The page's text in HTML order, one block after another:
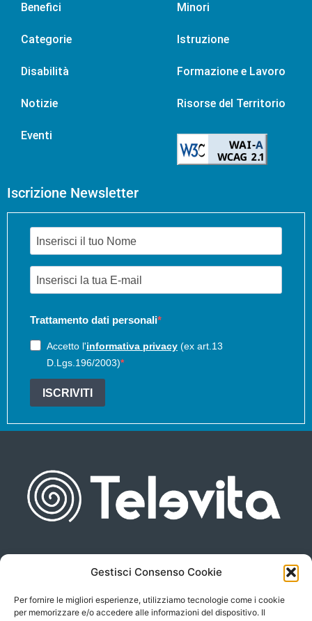
Gestisci Consenso Cookie
Per fornire le migliori esperienze, utilizziamo tecnologie come i cookie
per memorizzare e/o accedere alle informazioni del dispositivo. Il
Benefici
Categorie
Disabilità
Notizie
Eventi
Minori
Istruzione
Formazione e Lavoro
Risorse del Territorio
Iscrizione Newsletter
Trattamento dati personali
Accetto l'informativa privacy (ex art.13
D.Lgs.196/2003)
ISCRIVITI
Piazza san Giovanni, 6
P.Iva 00566630323
info@televita.it